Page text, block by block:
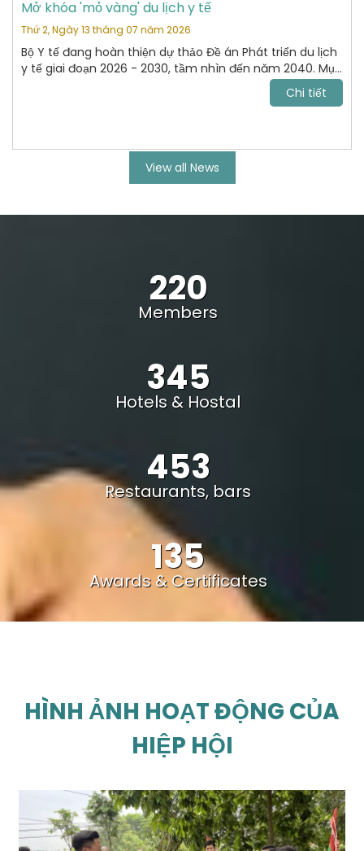
Mở khóa 'mỏ vàng' du lịch y tế
Thứ 2, Ngày 13 tháng 07 năm 2026
Bộ Y tế đang hoàn thiện dự thảo Đề án Phát triển du lịch
y tế giai đoạn 2026 - 2030, tầm nhìn đến năm 2040. Mục
tiêu tới năm 2030, VN trở thành điểm đến chăm sóc sức
khỏe uy tín, cạnh tranh trong khu vực Đông Nam Á và
Chi tiết
View all News
220
Members
345
Hotels & Hostal
453
Restaurants, bars
135
Awards & Certificates
HÌNH ẢNH HOẠT ĐỘNG CỦA
HIỆP HỘI